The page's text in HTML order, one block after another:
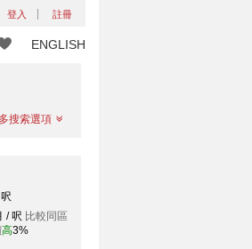
登入 註冊
ENGLISH
搜索選項
/ 呎 比較同區
高3%